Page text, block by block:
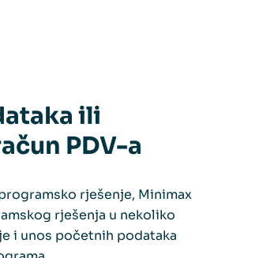
ili
PDV-a
rješenje, Minimax
rješenja u nekoliko
i unos početnih podataka